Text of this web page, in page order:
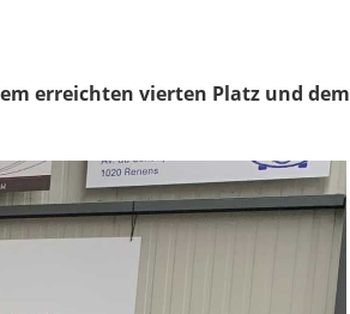
erreichten vierten Platz und dem